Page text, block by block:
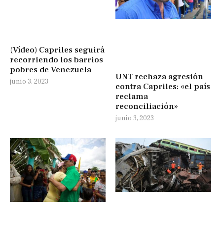
(Vídeo) Capriles seguirá
recorriendo los barrios
pobres de Venezuela
junio 3, 2023
UNT rechaza agresión
contra Capriles: «el país
reclama
reconciliación»
junio 3, 2023